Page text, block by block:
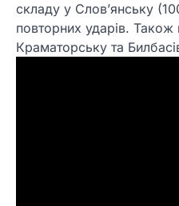
складу у Слов’янську
повторних ударів.
Краматорську та